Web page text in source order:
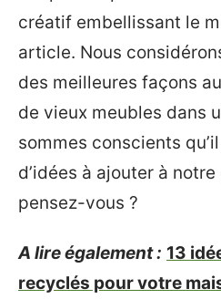
créatif embellissant le
article. Nous
des meilleures façons
de vieux meubles dans
sommes conscients
d’idées à ajouter à notre
pensez-vous ?
A lire également : 13
recyclés pour votre